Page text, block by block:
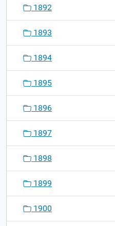
1892
1893
1894
1895
1896
1897
1898
1899
1900